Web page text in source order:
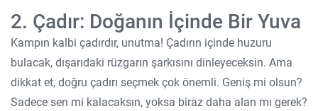
2. Çadır: Doğanın İçinde Bir Yuva
Kampın kalbi çadırdır, unutma! Çadırın içinde huzuru
bulacak, dışarıdaki rüzgarın şarkısını dinleyeceksin. Ama
dikkat et, doğru çadırı seçmek çok önemli. Geniş mi olsun?
Sadece sen mi kalacaksın, yoksa biraz daha alan mı gerek?